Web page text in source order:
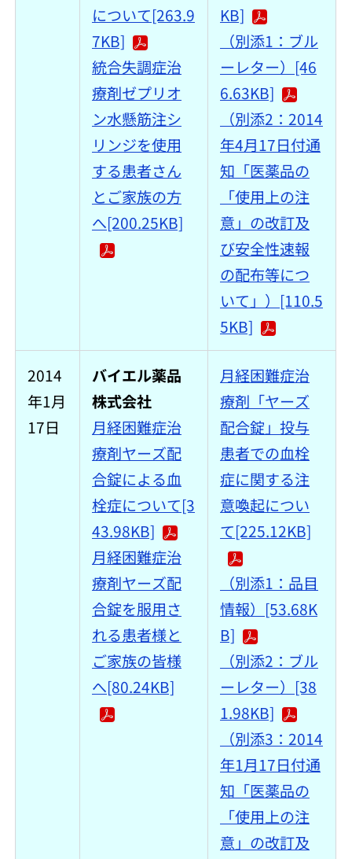
について[263.9
7KB]
統合失調症治
療剤ゼプリオ
ン水懸筋注シ
リンジを使用
する患者さん
とご家族の方
へ[200.25KB]
KB]
（別添1：ブル
ーレター）[46
6.63KB]
（別添2：2014
年4月17日付通
知「医薬品の
「使用上の注
意」の改訂及
び安全性速報
の配布等につ
いて」）[110.5
5KB]
2014
年1月
17日
バイエル薬品
株式会社
月経困難症治
療剤ヤーズ配
合錠による血
栓症について[3
43.98KB]
月経困難症治
療剤ヤーズ配
合錠を服用さ
れる患者様と
ご家族の皆様
へ[80.24KB]
月経困難症治
療剤「ヤーズ
配合錠」投与
患者での血栓
症に関する注
意喚起につい
て[225.12KB]
（別添1：品目
情報）[53.68K
B]
（別添2：ブル
ーレター）[38
1.98KB]
（別添3：2014
年1月17日付通
知「医薬品の
「使用上の注
意」の改訂及